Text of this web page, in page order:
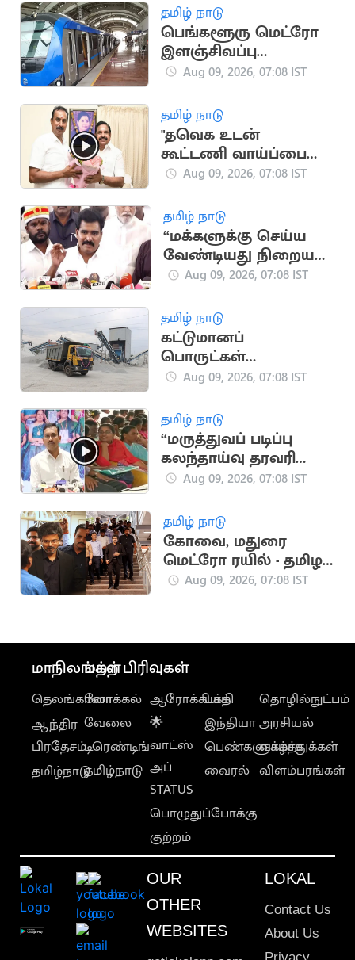
எஸ்.பி.வேலுமணி
தமிழ் நாடு
பெங்களூரு மெட்ரோ
இளஞ்சிவப்பு
வழித்தடத்தில் ஆக.12-
தொடக்கம்
Aug 09, 2026, 07:08 IST
தமிழ் நாடு
"தவெக உடன்
கூட்டணி வாய்ப்பை
இபிஎஸ்
எஸ்.பி.வேலுமணி
Aug 09, 2026, 07:08 IST
தமிழ் நாடு
“மக்களுக்கு செய்ய
வேண்டியது நிறைய
இருக்கு” - அமைச்சர்
Aug 09, 2026, 07:08 IST
தமிழ் நாடு
கட்டுமானப்
பொருட்கள்
விலைப்பட்டியல்
Aug 09, 2026, 07:08 IST
தமிழ் நாடு
“மருத்துவப் படிப்பு
கலந்தாய்வு தரவரிசை
பட்டியல் நாளை
அருண்ராஜ்
Aug 09, 2026, 07:08 IST
தமிழ் நாடு
கோவை, மதுரை
மெட்ரோ ரயில் - தமிழக
அரசு புதிய முடிவு
Aug 09, 2026, 07:08 IST
மாநிலங்கள்
தெலங்கானா
ஆந்திர
பிரதேசம்
தமிழ்நாடு
மற்ற பிரிவுகள்
லோக்கல்
வேலை
டிரெண்டிங்
தமிழ்நாடு
ஆரோக்கியம்
🌟
வாட்ஸ்
அப்
STATUS
பொழுதுப்போக்கு
குற்றம்
பக்தி
இந்தியா
பெண்களுக்காக
வைரல்
தொழில்நுட்பம்
அரசியல்
வாழ்த்துக்கள்
விளம்பரங்கள்
OUR
OTHER
WEBSITES
LOKAL
Contact Us
About Us
Privacy